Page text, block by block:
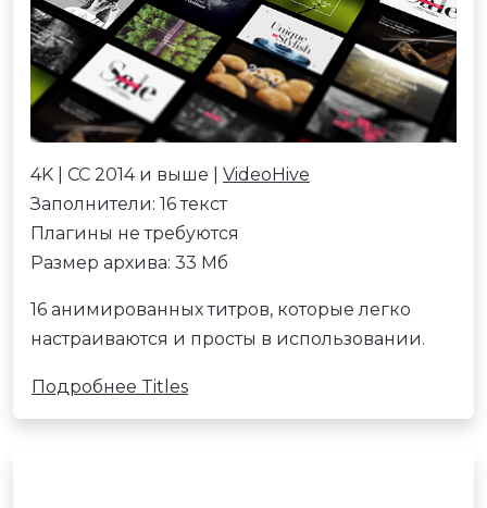
4K | CC 2014 и выше | VideoHive
Заполнители: 16 текст
Плагины не требуются
Размер архива: 33 Мб
16 анимированных титров, которые легко
настраиваются и просты в использовании.
Подробнее Titles